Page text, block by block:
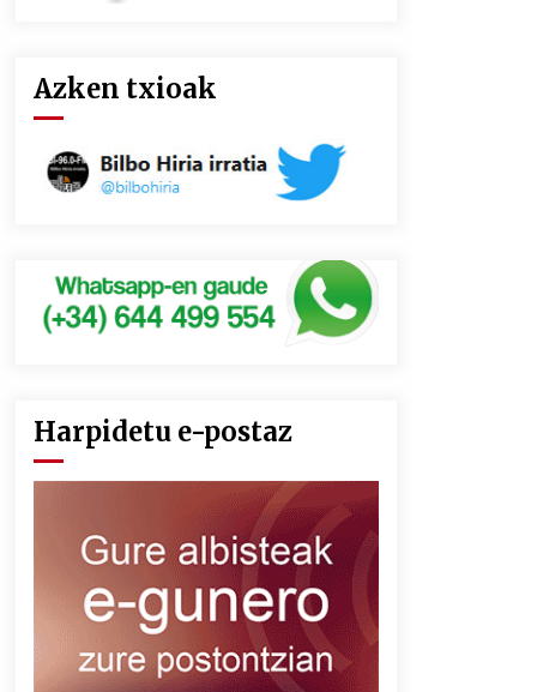
Azken txioak
Harpidetu e-postaz